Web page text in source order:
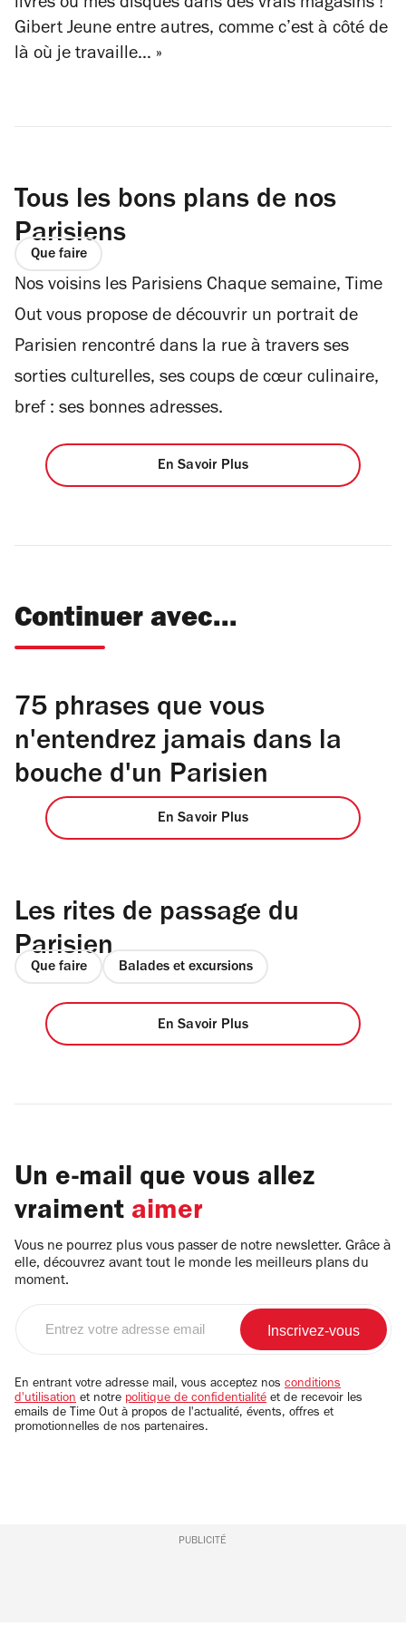
livres ou mes disques dans des vrais magasins !
Gibert Jeune entre autres, comme c’est à côté de
là où je travaille… »
Tous les bons plans de nos
Parisiens
Que faire
Nos voisins les Parisiens Chaque semaine, Time
Out vous propose de découvrir un portrait de
Parisien rencontré dans la rue à travers ses
sorties culturelles, ses coups de cœur culinaire,
bref : ses bonnes adresses.
En Savoir Plus
Continuer avec...
75 phrases que vous
n'entendrez jamais dans la
bouche d'un Parisien
En Savoir Plus
Les rites de passage du
Parisien
Que faire Balades et excursions
En Savoir Plus
Un e-mail que vous allez
vraiment aimer
Vous ne pourrez plus vous passer de notre newsletter. Grâce à
elle, découvrez avant tout le monde les meilleurs plans du
moment.
email
En entrant votre adresse mail, vous acceptez nos conditions
d'utilisation et notre politique de confidentialité et de recevoir les
emails de Time Out à propos de l'actualité, évents, offres et
promotionnelles de nos partenaires.
PUBLICITÉ